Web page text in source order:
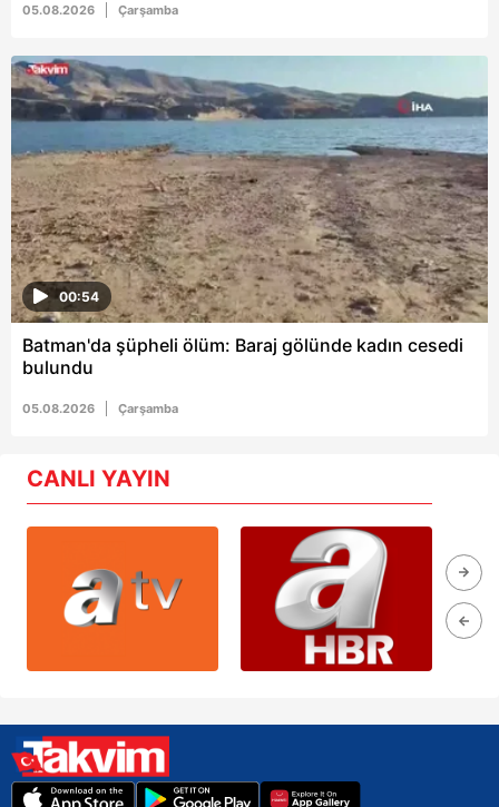
05.08.2026 Çarşamba
00:54
Batman'da şüpheli ölüm: Baraj gölünde kadın cesedi
bulundu
05.08.2026 Çarşamba
CANLI YAYIN